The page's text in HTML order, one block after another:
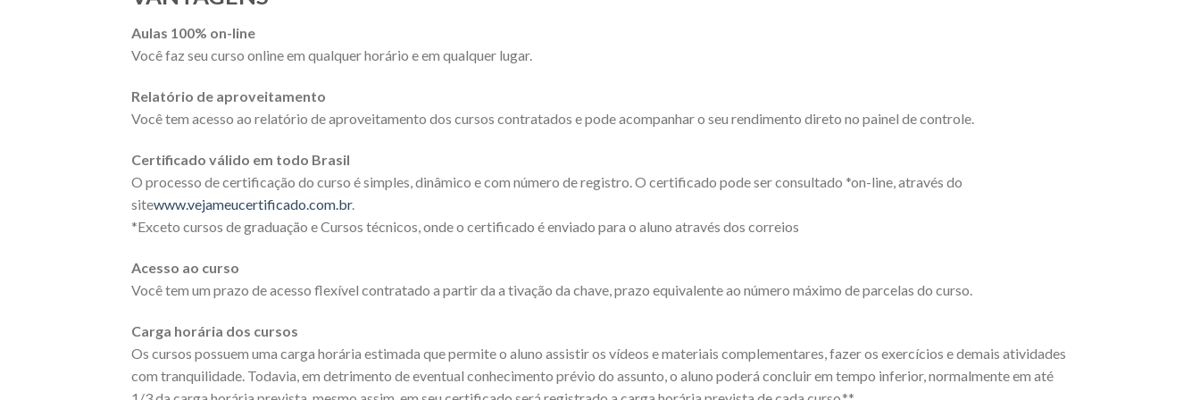
Aulas 100% on-line
Você faz seu curso online em qualquer horário e em qualquer lugar.
Relatório de aproveitamento
Você tem acesso ao relatório de aproveitamento dos cursos contratados e pode acompanhar o seu rendimento direto no painel de controle.
Certificado válido em todo Brasil
O processo de certificação do curso é simples, dinâmico e com número de registro. O certificado pode ser consultado *on-line, através do
sitewww.vejameucertificado.com.br.
*Exceto cursos de graduação e Cursos técnicos, onde o certificado é enviado para o aluno através dos correios
Acesso ao curso
Você tem um prazo de acesso flexível contratado a partir da a tivação da chave, prazo equivalente ao número máximo de parcelas do curso.
Carga horária dos cursos
Os cursos possuem uma carga horária estimada que permite o aluno assistir os vídeos e materiais complementares, fazer os exercícios e demais atividades
com tranquilidade. Todavia, em detrimento de eventual conhecimento prévio do assunto, o aluno poderá concluir em tempo inferior, normalmente em até